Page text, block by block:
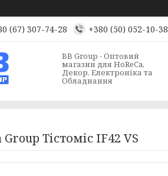
(67) 307-74-28 +380 (50) 052-10-38
BB Group - Оптовий
магазин для HoReCa,
Декор, Електроніка та
Обладнання
Group Тістоміс IF42 VS